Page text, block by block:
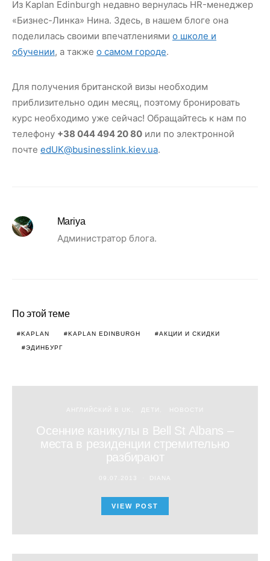
Из Kaplan Edinburgh недавно вернулась HR-менеджер
«Бизнес-Линка» Нина. Здесь, в нашем блоге она
поделилась своими впечатлениями о школе и
обучении, а также о самом городе.
Для получения британской визы необходим
приблизительно один месяц, поэтому бронировать
курс необходимо уже сейчас! Обращайтесь к нам по
телефону +38 044 494 20 80 или по электронной
почте edUK@businesslink.kiev.ua.
Mariya
Администратор блога.
По этой теме
KAPLAN KAPLAN EDINBURGH АКЦИИ И СКИДКИ
ЭДИНБУРГ
АНГЛИЙСКИЙ В UK ДЕТИ НОВОСТИ
Осенние каникулы в Bell St Albans –
места в резиденции стремительно
разбирают
09.07.2013 DIANA
VIEW POST